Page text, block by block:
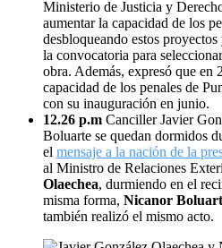
Ministerio de Justicia y
aumentar la capacidad de los
desbloqueando estos
la convocatoria para
obra. Además, expresó que en
capacidad de los penales de
con su inauguración en junio.
12.26 p.m Canciller Javier
Boluarte se quedan dormidos
el mensaje a la nación de la
al Ministro de Relaciones
Olaechea, durmiendo en el
misma forma, Nicanor
también realizó el mismo acto.